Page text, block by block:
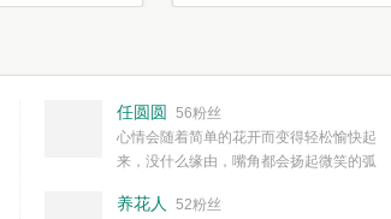
任圆圆
56粉丝
心情会随着简单的花开而变得轻松愉快起
来，没什么缘由，嘴角都会扬起微笑的弧
简单愉快的心情，这些都不需要想得太多，其实都是
养花人
52粉丝